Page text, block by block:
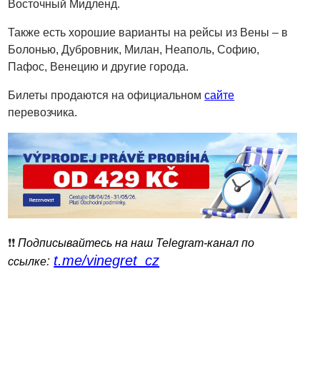
Восточный Мидленд.
Также есть хорошие варианты на рейсы из Вены – в
Болонью, Дубровник, Милан, Неаполь, Софию,
Пафос, Венецию и другие города.
Билеты продаются на официальномсайте
перевозчика.
❗️❗️Подписывайтесь на наш Telegram-канал по
ссылке: t.me/vinegret_cz